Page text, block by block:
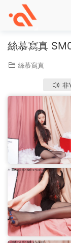
絲慕寫真
絲慕寫真
非